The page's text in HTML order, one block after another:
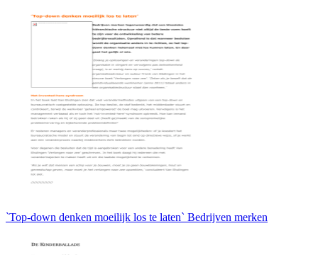
`Top-down denken moeilijk los te laten` Bedrijven merken